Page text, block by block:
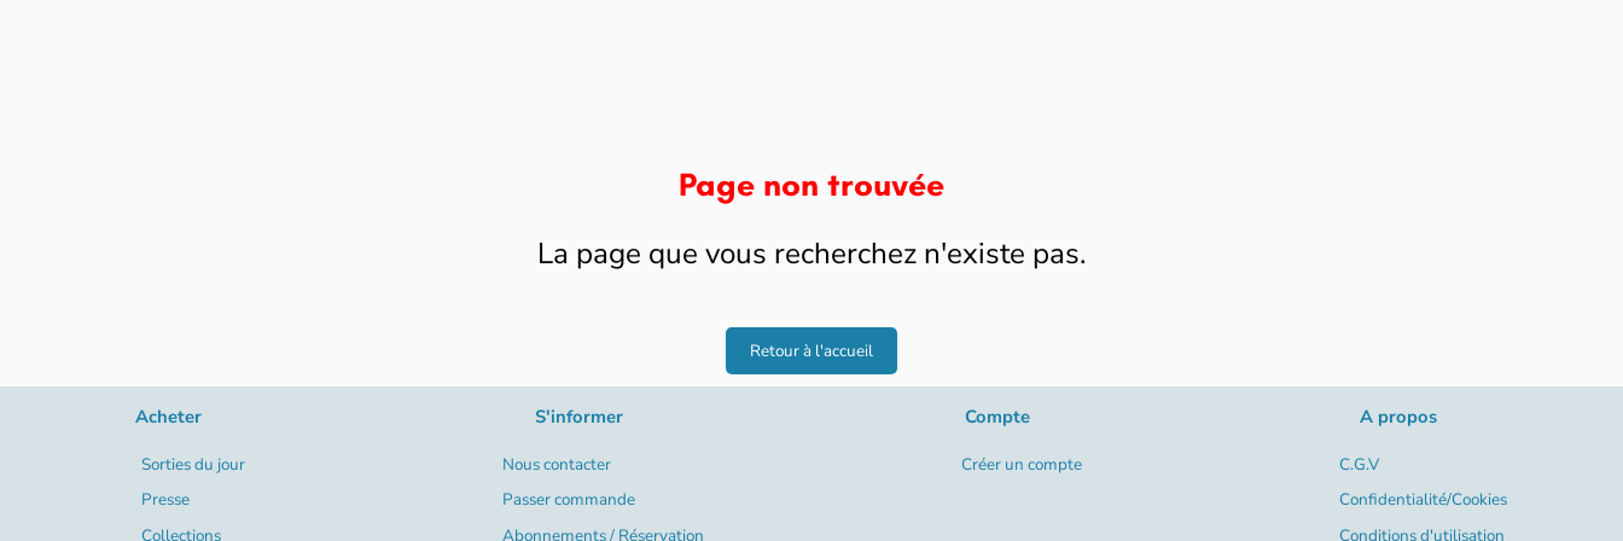
Page non trouvée
La page que vous recherchez n'existe pas.
Retour à l'accueil
Acheter
Sorties du jour
Presse
Collections
S'informer
Nous contacter
Passer commande
Abonnements / Réservation
Compte
Créer un compte
A propos
C.G.V
Confidentialité/Cookies
Conditions d'utilisation